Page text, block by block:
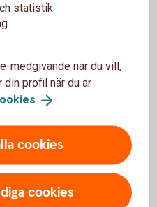
och ansöka om
statistik
medgivande när du vill,
profil när du är
.
cookies
cookies